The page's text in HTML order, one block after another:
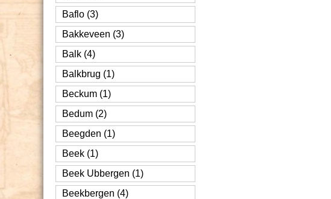
Baflo (3)
Bakkeveen (3)
Balk (4)
Balkbrug (1)
Beckum (1)
Bedum (2)
Beegden (1)
Beek (1)
Beek Ubbergen (1)
Beekbergen (4)